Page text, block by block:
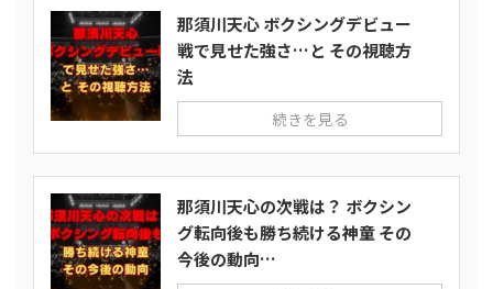
那須川天心 ボクシングデビュー
戦で見せた強さ…と その視聴方
法
続きを見る
那須川天心の次戦は？ ボクシン
グ転向後も勝ち続ける神童 その
今後の動向…